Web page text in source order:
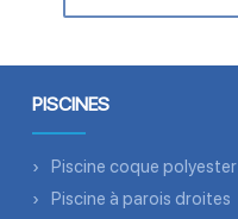
PISCINES
Piscine coque polyester
Piscine à parois droites